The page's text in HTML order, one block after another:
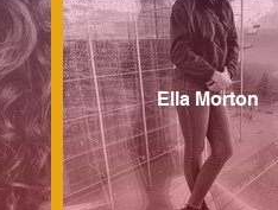
Ella Morton